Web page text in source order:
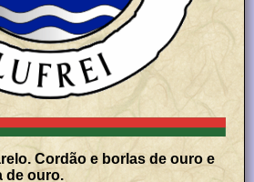
Cordão e borlas de ouro e
de ouro.